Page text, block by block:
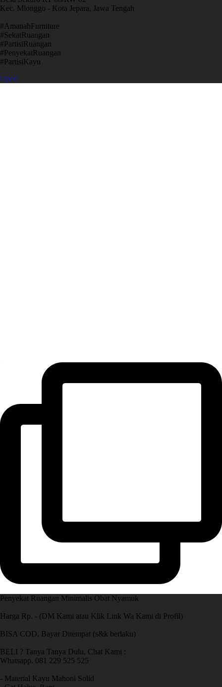
Kec. Mlonggo - Kota Jepara, Jawa Tengah
​#AmanahFurniture
​#SekatRuangan
​#PartisiRuangan
​#PenyekatRuangan
​#PartisiKayu
Open
Penyekat Ruangan Minimalis Obat Nyamuk
Harga Rp. - (DM Kami atau Klik Link Wa Kami di Profil)
BISA COD, Bayar Ditempat (s&k berlaku)
BELI ? Tanya Tanya Dulu, Chat Kami :
Whatsapp. 081 229 525 525
- Material Kayu Mahoni Solid